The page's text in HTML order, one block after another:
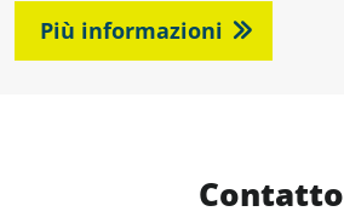
Più informazioni
Contatto